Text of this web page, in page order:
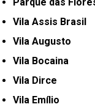
Vila Assis Brasil
Vila Augusto
Vila Bocaina
Vila Dirce
Vila Emílio